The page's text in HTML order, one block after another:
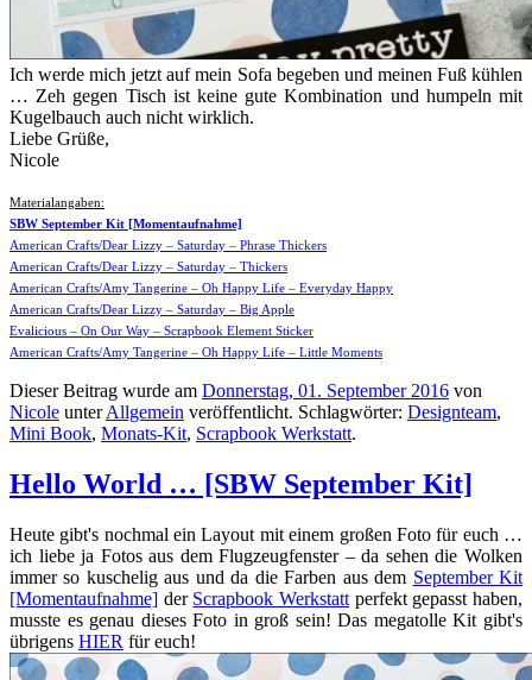
Ich werde mich jetzt auf mein Sofa begeben und meinen Fuß kühlen
… Zeh gegen Tisch ist keine gute Kombination und humpeln mit
Kugelbauch auch nicht wirklich.
Liebe Grüße,
Nicole
Materialangaben:
SBW September Kit [Momentaufnahme]
American Crafts/Dear Lizzy – Saturday – Phrase Thickers
American Crafts/Dear Lizzy – Saturday – Thickers
American Crafts/Amy Tangerine – Oh Happy Life – Everyday Happy
American Crafts/Dear Lizzy – Saturday – Big Apple
Evalicious – On Our Way – Scrapbook Element Sticker
American Crafts/Amy Tangerine – Oh Happy Life – Little Moments
Dieser Beitrag wurde am Donnerstag, 01. September 2016 von
Nicole unterAllgemein veröffentlicht. Schlagwörter: Designteam,
Mini Book, Monats-Kit, Scrapbook Werkstatt.
Hello World … [SBW September Kit]
Heute gibt's nochmal ein Layout mit einem großen Foto für euch …
ich liebe ja Fotos aus dem Flugzeugfenster – da sehen die Wolken
immer so kuschelig aus und da die Farben aus dem September Kit
[Momentaufnahme] der Scrapbook Werkstatt perfekt gepasst haben,
musste es genau dieses Foto in groß sein! Das megatolle Kit gibt's
übrigens HIER für euch!